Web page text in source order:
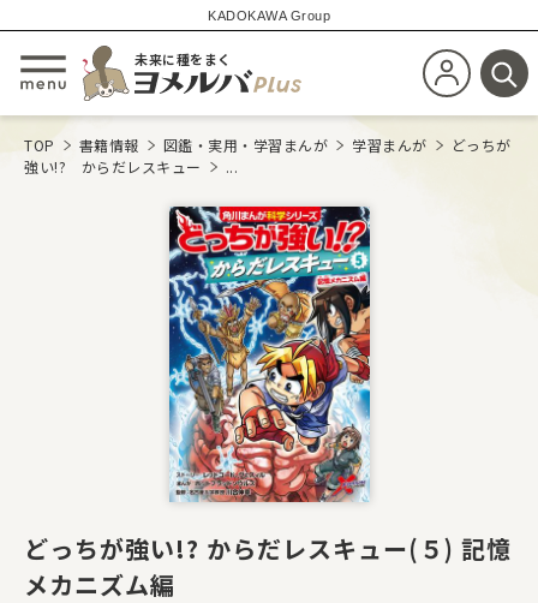
KADOKAWA Group
メニューを開閉する
未来に種をまく
新規会員登
検
TOP 書籍情報 図鑑・実用・学習まんが 学習まんが
どっちが
強い!? からだレスキュー
...
どっちが強い!? からだレスキュー(５) 記憶
メカニズム編